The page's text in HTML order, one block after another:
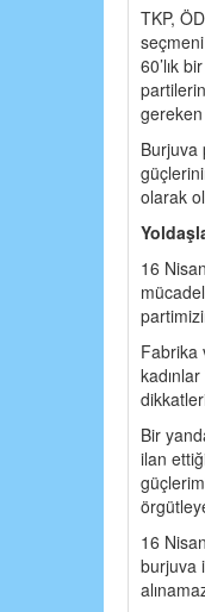
TKP,
60’lık
Burjuva
olarak
16
Fabrika
Bir
ilan
16
burjuva